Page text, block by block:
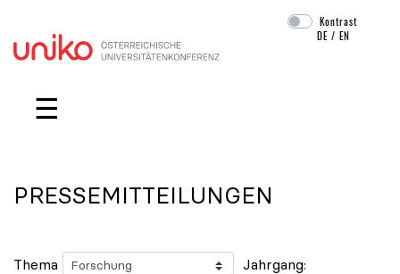
Navigation überspringen
Kontrast
DE /EN
☰
PRESSEMITTEILUNGEN
Thema Jahrgang: